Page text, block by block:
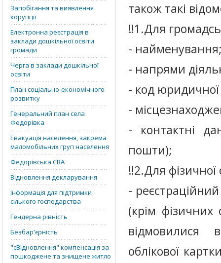
Запобігання та виявлення
корупції
Електронна реєстрація в
заклади дошкільної освіти
громади
Черга в заклади дошкільної
освіти
План соціально-економічного
розвитку
Генеральний план села
Федорівка
Евакуація населення, закрема
маломобільних груп населення
Федорівська СВА
Відновлення декларування
Інформація для підтримки
сілького господарства
Гендерна рівність
Безбар'єрність
"єВідновлення" компенсація за
пошкоджене та знищене житло
також такі
‼️1.Для
-
- напрями
- код юридичної
-
- контактні
пошти);
‼️2.Для фізичної
-
(крім фізичних
відмовилися
облікової